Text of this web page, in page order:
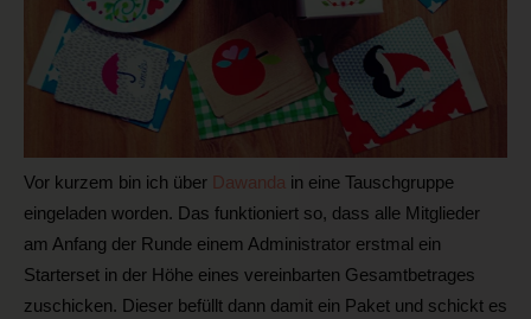
Vor kurzem bin ich über Dawanda in eine Tauschgruppe
eingeladen worden. Das funktioniert so, dass alle Mitglieder
am Anfang der Runde einem Administrator erstmal ein
Starterset in der Höhe eines vereinbarten Gesamtbetrages
zuschicken. Dieser befüllt dann damit ein Paket und schickt es